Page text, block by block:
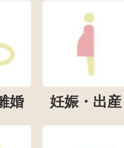
婚 妊娠・出産